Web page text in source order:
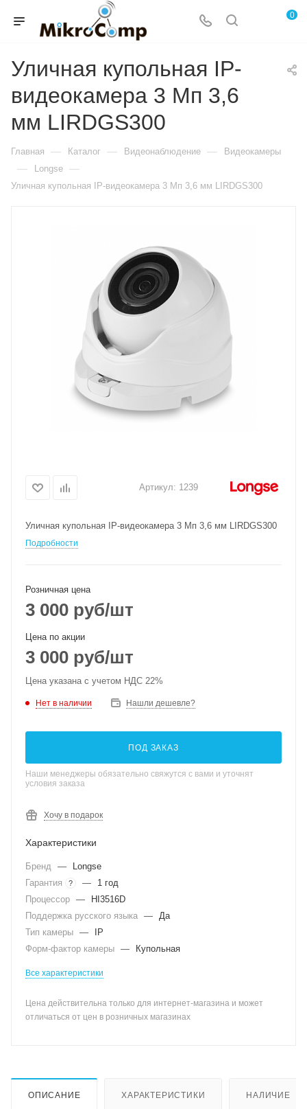
0
Уличная купольная IP-
видеокамера 3 Мп 3,6
мм LIRDGS300
Главная — Каталог — Видеонаблюдение — Видеокамеры
— Longse —
Уличная купольная IP-видеокамера 3 Мп 3,6 мм LIRDGS300
Артикул: 1239
Уличная купольная IP-видеокамера 3 Мп 3,6 мм LIRDGS300
Подробности
Розничная цена
3 000 руб/шт
Цена по акции
3 000 руб/шт
Цена указана с учетом НДС 22%
Нет в наличии Нашли дешевле?
ПОД ЗАКАЗ
Наши менеджеры обязательно свяжутся с вами и уточнят
условия заказа
Хочу в подарок
Характеристики
Бренд —
Longse
Гарантия
? —
1 год
Процессор —
HI3516D
Поддержка русского языка — Да
Тип камеры —
IP
Форм-фактор камеры — Купольная
Все характеристики
Цена действительна только для интернет-магазина и может
отличаться от цен в розничных магазинах
ОПИСАНИЕ ХАРАКТЕРИСТИКИ НАЛИЧИЕ